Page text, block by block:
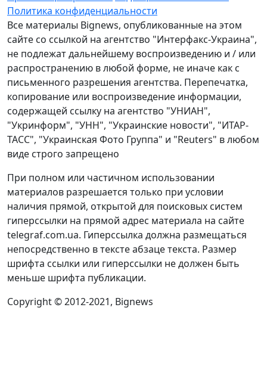
Политика конфиденциальности
Все материалы Bignews, опубликованные на этом
сайте со ссылкой на агентство "Интерфакс-Украина",
не подлежат дальнейшему воспроизведению и / или
распространению в любой форме, не иначе как с
письменного разрешения агентства. Перепечатка,
копирование или воспроизведение информации,
содержащей ссылку на агентство "УНИАН",
"Укринформ", "УНН", "Украинские новости", "ИТАР-
ТАСС", "Украинская Фото Группа" и "Reuters" в любом
виде строго запрещено
При полном или частичном использовании
материалов разрешается только при условии
наличия прямой, открытой для поисковых систем
гиперссылки на прямой адрес материала на сайте
telegraf.com.ua. Гиперссылка должна размещаться
непосредственно в тексте абзаце текста. Размер
шрифта ссылки или гиперссылки не должен быть
меньше шрифта публикации.
Copyright © 2012-2021, Bignews